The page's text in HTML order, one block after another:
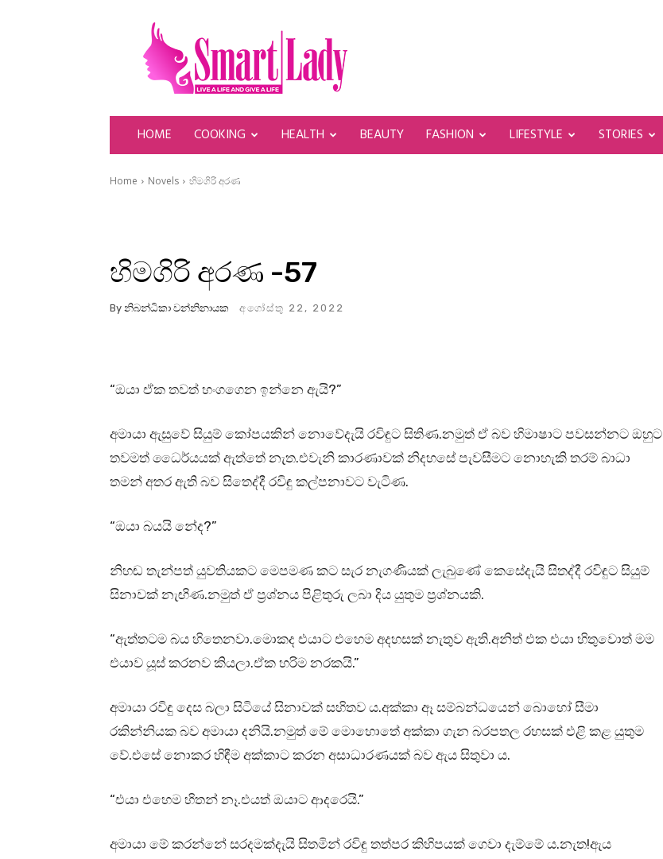
SmartLady
HOME COOKING HEALTH BEAUTY FASHION LIFESTYLE STORIES
Home Novels හිමගිරි අරණ
හිමගිරි අරණ -57
By නිබන්ධිකා වන්නිනායක අගෝස්තු 22, 2022
“ඔයා ඒක තවත් හංගගෙන ඉන්නෙ ඇයි?”
අමායා ඇසුවේ සියුම් කෝපයකින් නොවේදැයි රවිඳුට සිතිණ.නමුත් ඒ බව හිමාෂාට පවසන්නට ඔහුට
තවමත් ධෛර්යයක් ඇත්තේ නැත.එවැනි කාරණාවක් නිදහසේ පැවසීමට නොහැකි තරම් බාධා
තමන් අතර ඇති බව සිතෙද්දී රවිඳු කල්පනාවට වැටිණ.
“ඔයා බයයි නේද?”
නිහඬ තැන්පත් යුවතියකට මෙපමණ කට සැර නැගණියක් ලැබුණේ කෙසේදැයි සිතද්දී රවිඳුට සියුම්
සිනාවක් නැඟිණ.නමුත් ඒ ප්‍රශ්නය පිළිතුරු ලබා දිය යුතුම ප්‍රශ්නයකි.
“ඇත්තටම බය හිතෙනවා.මොකද එයාට එහෙම අදහසක් නැතුව ඇති.අනිත් එක එයා හිතුවොත් මම
එයාව යූස් කරනව කියලා.ඒක හරිම නරකයි.”
අමායා රවිඳු දෙස බලා සිටියේ සිනාවක් සහිතව ය.අක්කා ඈ සම්බන්ධයෙන් බොහෝ සීමා
රකින්නියක බව අමායා දනියි.නමුත් මේ මොහොතේ අක්කා ගැන බරපතල රහසක් එළි කළ යුතුම
වේ.එසේ නොකර හිඳීම අක්කාට කරන අසාධාරණයක් බව ඇය සිතුවා ය.
“එයා එහෙම හිතන් නෑ.එයත් ඔයාට ආදරෙයි.”
අමායා මේ කරන්නේ සරදමක්දැයි සිතමින් රවිඳු තත්පර කිහිපයක් ගෙවා දැම්මේ ය.නැත!ඇය